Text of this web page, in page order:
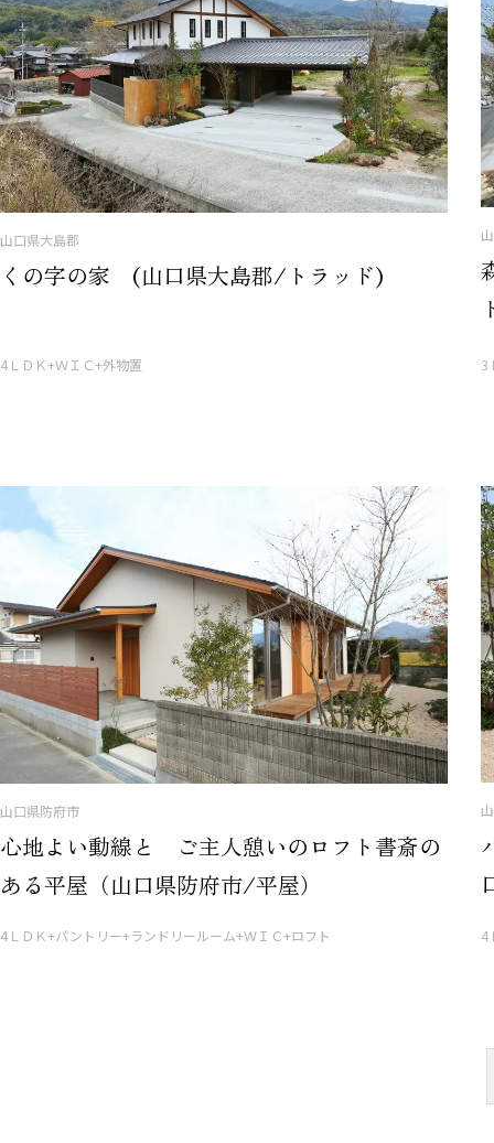
山口県大島郡
くの字の家 (山口県大島郡/トラッド)
4ＬＤＫ+ＷＩＣ+外物置 3
山口県防府市
心地よい動線と ご主人憩いのロフト書斎の
ある平屋（山口県防府市/平屋）
4ＬＤＫ+パントリー+ランドリールーム+ＷＩＣ+ロフト 4